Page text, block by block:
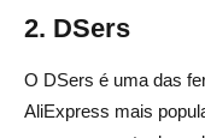
2. DSers
O DSers é uma das
AliExpress mais